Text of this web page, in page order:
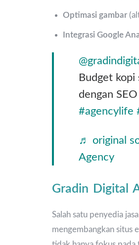
Optimasi gambar
Integrasi Google
Budget kopi
dengan
#agencylife
♬ original
Agency
Gradin Digital
Salah satu penyedia
mengembangkan situs